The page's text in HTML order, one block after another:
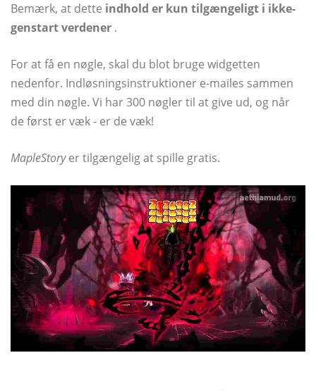
Bemærk, at dette indhold er kun tilgængeligt i ikke-
genstart verdener .
For at få en nøgle, skal du blot bruge widgetten
nedenfor. Indløsningsinstruktioner e-mailes sammen
med din nøgle. Vi har 300 nøgler til at give ud, og når
de først er væk - er de væk!
MapleStoryer tilgængelig at spille gratis.